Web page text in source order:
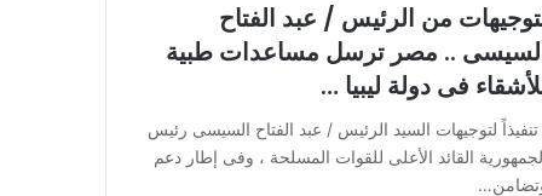
من الرئيس / عبد الفتاح
.. مصر ترسل مساعدات طبية
فى دولة ليبيا …
تنفيذاً لتوجيهات السيد الرئيس / عبد الفتاح السيسى رئيس
القائد الأعلى للقوات المسلحة ، وفى إطار دعم